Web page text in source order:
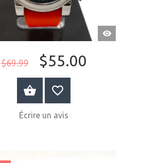
APERÇU
RAPIDE
$69.99 $55.00
ACHETER MAINTENANT
Écrire un avis